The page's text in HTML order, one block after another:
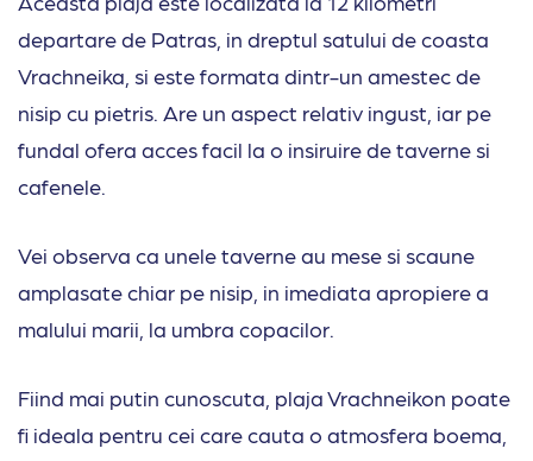
departare de Patras, in dreptul satului de coasta
Vrachneika, si este formata dintr-un amestec de
nisip cu pietris. Are un aspect relativ ingust, iar pe
fundal ofera acces facil la o insiruire de taverne si
cafenele.
Vei observa ca unele taverne au mese si scaune
amplasate chiar pe nisip, in imediata apropiere a
malului marii, la umbra copacilor.
Fiind mai putin cunoscuta, plaja Vrachneikon poate
fi ideala pentru cei care cauta o atmosfera boema,